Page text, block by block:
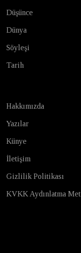
Düşünce
Dünya
Söyleşi
Tarih
Hakkımızda
Yazılar
Künye
İletişim
Gizlilik Politikası
KVKK Aydınlatma